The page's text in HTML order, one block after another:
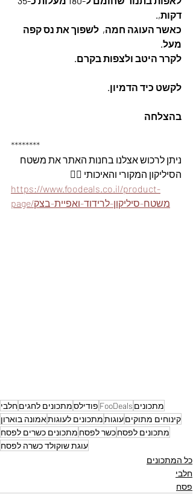
דקות,.
כאשר העוגה חמה,  לשפוך את נס קפה
מעל.
לקרר היטב ולצפות בקרם.
לקשט כיד הדמיון.
בהצלחה
********
ניתן לרכוש אצלנו בחנות האתר את משטח
הסיליקון המקורי והאיכותי 👇🏽
https://www.foodeals.co.il/product-
page/משטח-סיליקון-לרידוד-ואפיית-בצק
מתכונים FooDeals פודילסמתכונים לחגיםחלבי
קינוחים מתוקיםעוגותמתכונים לעוגותאמונה בוארון
מתכונים לפסחכשר לפסח מתכונים כשרים לפסח
עוגת שוקולד כשרה לפסח
כל המתכונים
חלבי
פסח